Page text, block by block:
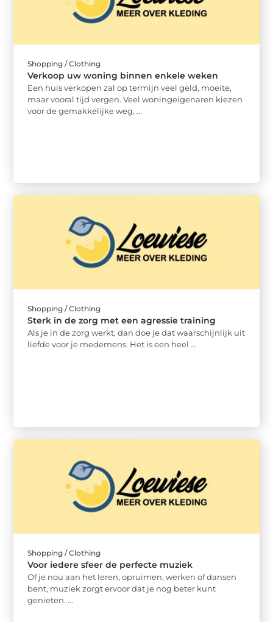
Shopping / Clothing
Verkoop uw woning binnen enkele weken
Een huis verkopen zal op termijn veel geld, moeite,
maar vooral tijd vergen. Veel woningeigenaren kiezen
voor de gemakkelijke weg, ...
Shopping / Clothing
Sterk in de zorg met een agressie training
Als je in de zorg werkt, dan doe je dat waarschijnlijk uit
liefde voor je medemens. Het is een heel ...
Shopping / Clothing
Voor iedere sfeer de perfecte muziek
Of je nou aan het leren, opruimen, werken of dansen
bent, muziek zorgt ervoor dat je nog beter kunt
genieten. ...